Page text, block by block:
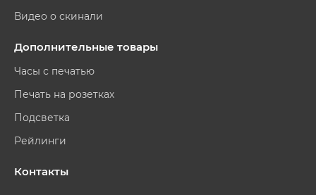
Видео о скинали
Дополнительные товары
Часы с печатью
Печать на розетках
Подсветка
Рейлинги
Контакты